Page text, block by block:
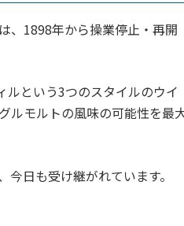
、1898年から操業停止・再開
ルという3つのスタイルのウイ
ルモルトの風味の可能性を最
日も受け継がれています。